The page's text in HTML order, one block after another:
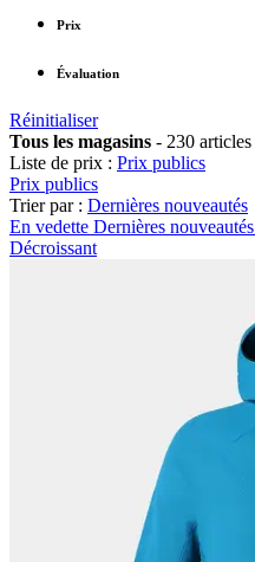
Prix
Évaluation
Réinitialiser
Tous les magasins - 230 articles
Liste de prix : Prix publics
Prix publics
Trier par : Dernières nouveautés
En vedette Dernières nouveautés
Décroissant